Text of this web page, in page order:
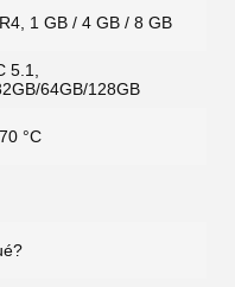
1 GB / 4 GB / 8 GB
5.1,
64GB/128GB
°C